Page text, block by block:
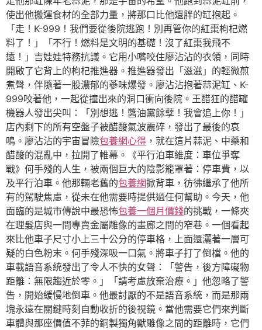
使出他搬運食材的全部力量，將那口比他還胖的缸抱起。
「走！K-999！我們要從後院逃跑！別再管你的紅棗枸杞燃
料了！」「不行！燃料是文明的基礎！沒了紅棗我飛不
遠！」吉娃娃特務抗議。它用小嘴咬住廖沾沾的衣領，同時
開啟了它背上的枸杞推進器。推進器發出「滋滋」的輕微煎
煮聲，伴隨著一股濃郁的蔘味爆發。廖沾沾抱著蒜泥缸、K-
999咬著他，一起從撞出來的洞口衝向後院。王醋狂的醋罐
機器人發出尖叫：「別想逃！醬油黨餘孽！我會追上你！」
店內剩下的所有空盤子被醋酸氣波震碎，發出了最後的哀
鳴。廖沾沾的宇宙冒險包養網心得 ，就在這片蒜泥、中藥和
醋酸的混亂中，拉開了帷幕。《平行泊車維度：車位爭奪
戰》何手殘的人生，被兩個巨大的陰影籠罩著：停車費，以
及平行泊車。他那輛老舊的包養網掀背車，彷彿繼承了他所
有的駕駛焦慮，從未在他需要時提供過任何幫助。今天，他
面臨的是城市傳說中最恐怖包養一個月價錢的挑戰，一條夾
在理髮店與一間專賣金屬雕像的畫廊之間的窄巷。一個看起
來比他車子尺寸小上三十公分的停車格，上面還灑著一層可
疑的白色粉末。何手殘深吸一口氣。將車子打了倒檔。他的
車載語音系統發出了令人不快的女聲：「警告，後方障礙物
距離：無限趨近於零。」「請考慮放棄治療。」他忽略了警
告，開始緩慢地倒車。他最討厭的不是語音系統，而是那兩
塊永遠在關鍵時刻自動收折的後視鏡。當他需要它們來判斷
車體與那座價值不菲的銅製獨角獸雕像之間的距離時，它們